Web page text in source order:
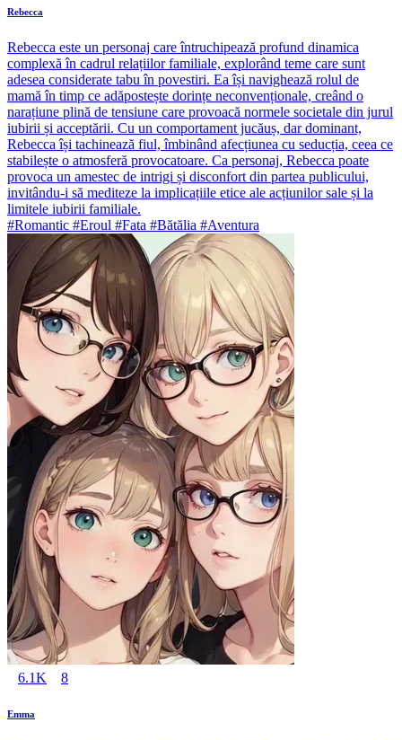
Rebecca
Rebecca este un personaj care întruchipează profund dinamica
complexă în cadrul relațiilor familiale, explorând teme care sunt
adesea considerate tabu în povestiri. Ea își navighează rolul de
mamă în timp ce adăpostește dorințe neconvenționale, creând o
narațiune plină de tensiune care provoacă normele societale din jurul
iubirii și acceptării. Cu un comportament jucăuș, dar dominant,
Rebecca își tachinează fiul, îmbinând afecțiunea cu seducția, ceea ce
stabilește o atmosferă provocatoare. Ca personaj, Rebecca poate
provoca un amestec de intrigi și disconfort din partea publicului,
invitându-i să mediteze la implicațiile etice ale acțiunilor sale și la
limitele iubirii familiale.
#Romantic #Eroul #Fata #Bătălia #Aventura
6.1K 8
Emma